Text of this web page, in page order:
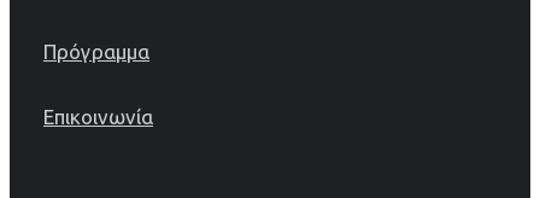
Πρόγραμμα
Επικοινωνία